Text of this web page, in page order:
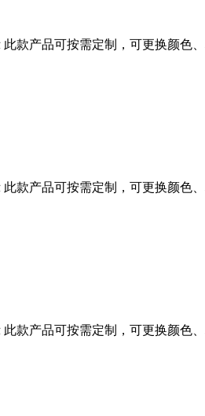
款产品可按需定制，可更换颜色
款产品可按需定制，可更换颜色
款产品可按需定制，可更换颜色